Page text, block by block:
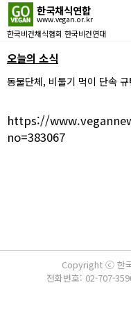
한국채식연합
www.vegan.or.kr
한국비건채식협회 한국비건연대
오늘의 소식
동물단체, 비둘기 먹이 단속 규
https://
no=383067
Copyright ⓒ 한
전화번호: 02-707-